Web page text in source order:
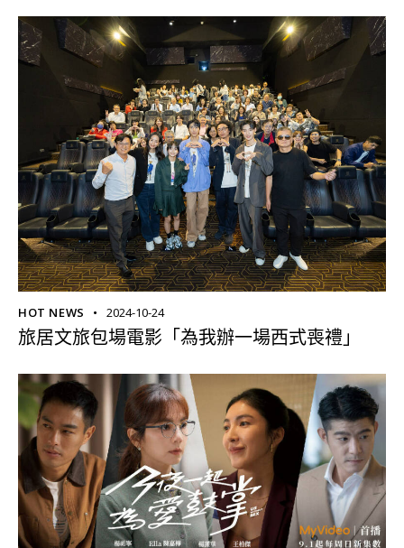
HOT NEWS 2024-10-24
旅居文旅包場電影「為我辦一場西式喪禮」